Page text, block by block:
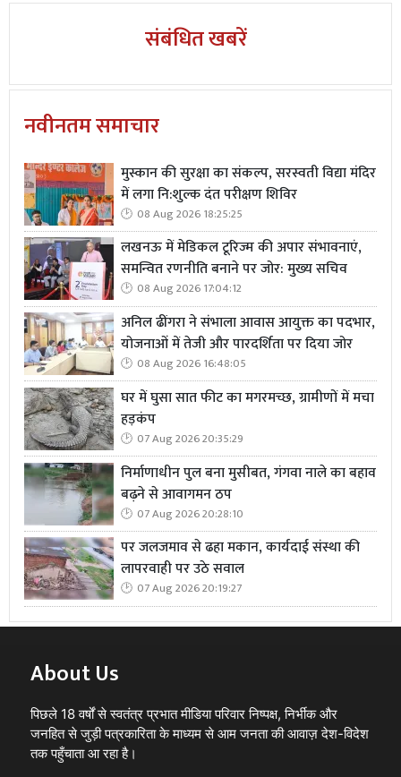
संबंधित खबरें
नवीनतम समाचार
मुस्कान की सुरक्षा का संकल्प, सरस्वती विद्या मंदिर
में लगा नि:शुल्क दंत परीक्षण शिविर
08 Aug 2026 18:25:25
लखनऊ में मेडिकल टूरिज्म की अपार संभावनाएं,
समन्वित रणनीति बनाने पर जोर: मुख्य सचिव
08 Aug 2026 17:04:12
अनिल ढींगरा ने संभाला आवास आयुक्त का पदभार,
योजनाओं में तेजी और पारदर्शिता पर दिया जोर
08 Aug 2026 16:48:05
घर में घुसा सात फीट का मगरमच्छ, ग्रामीणों में मचा
हड़कंप
07 Aug 2026 20:35:29
निर्माणाधीन पुल बना मुसीबत, गंगवा नाले का बहाव
बढ़ने से आवागमन ठप
07 Aug 2026 20:28:10
पर जलजमाव से ढहा मकान, कार्यदाई संस्था की
लापरवाही पर उठे सवाल
07 Aug 2026 20:19:27
About Us
पिछले 18 वर्षों से स्वतंत्र प्रभात मीडिया परिवार निष्पक्ष, निर्भीक और
जनहित से जुड़ी पत्रकारिता के माध्यम से आम जनता की आवाज़ देश-विदेश
तक पहुँचाता आ रहा है।